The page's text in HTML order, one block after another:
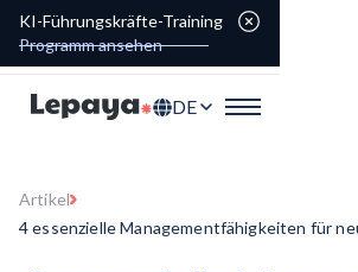
KI-Führungskräfte-Training
Programm ansehen
DE
Artikel
4 essenzielle Managementfähigkeiten für